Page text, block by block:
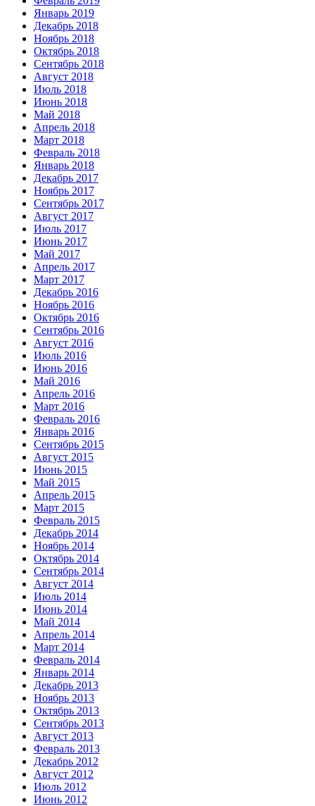
Январь 2019
Декабрь 2018
Ноябрь 2018
Октябрь 2018
Сентябрь 2018
Август 2018
Июль 2018
Июнь 2018
Май 2018
Апрель 2018
Март 2018
Февраль 2018
Январь 2018
Декабрь 2017
Ноябрь 2017
Сентябрь 2017
Август 2017
Июль 2017
Июнь 2017
Май 2017
Апрель 2017
Март 2017
Декабрь 2016
Ноябрь 2016
Октябрь 2016
Сентябрь 2016
Август 2016
Июль 2016
Июнь 2016
Май 2016
Апрель 2016
Март 2016
Февраль 2016
Январь 2016
Сентябрь 2015
Август 2015
Июнь 2015
Май 2015
Апрель 2015
Март 2015
Февраль 2015
Декабрь 2014
Ноябрь 2014
Октябрь 2014
Сентябрь 2014
Август 2014
Июль 2014
Июнь 2014
Май 2014
Апрель 2014
Март 2014
Февраль 2014
Январь 2014
Декабрь 2013
Ноябрь 2013
Октябрь 2013
Сентябрь 2013
Август 2013
Февраль 2013
Декабрь 2012
Август 2012
Июль 2012
Июнь 2012